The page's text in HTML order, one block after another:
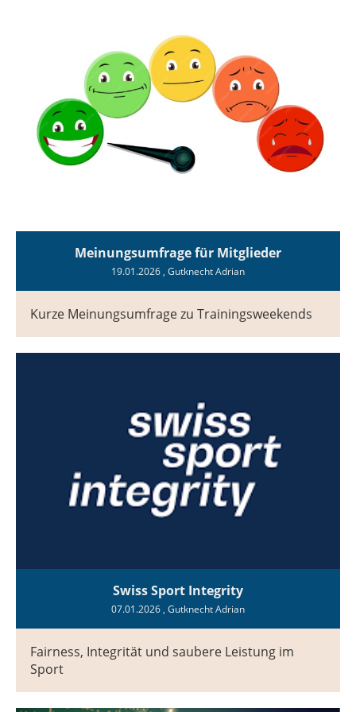
Meinungsumfrage für Mitglieder
19.01.2026 , Gutknecht Adrian
Kurze Meinungsumfrage zu Trainingsweekends
Swiss Sport Integrity
07.01.2026 , Gutknecht Adrian
Fairness, Integrität und saubere Leistung im
Sport